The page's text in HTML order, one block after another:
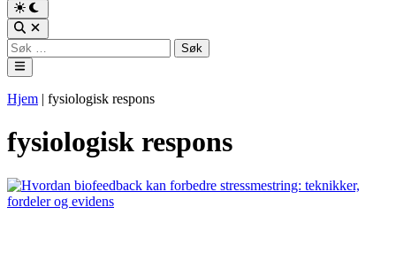
Switch
to
dark
mode
Open
Search
Søk
etter:
Main
Menu
Hjem | fysiologisk respons
fysiologisk respons